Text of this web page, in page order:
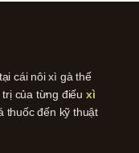
cái nôi xì gà thế
của từng điếu xì
thuốc đến kỹ thuật